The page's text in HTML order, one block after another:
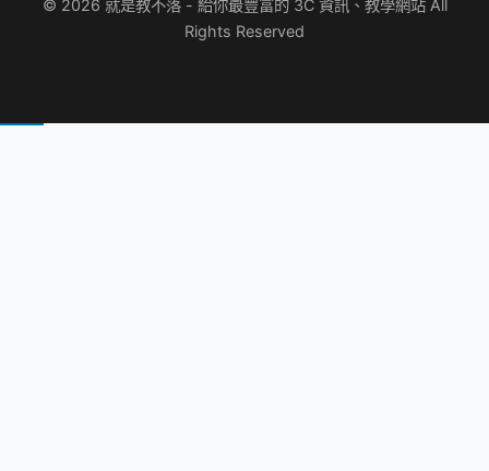
© 2026 就是教不落 - 給你最豐富的 3C 資訊、教學網站 All
Rights Reserved